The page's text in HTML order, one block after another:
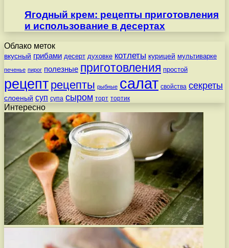
Ягодный крем: рецепты приготовления
и использование в десертах
Облако меток
вкусный грибами десерт духовке котлеты курицей мультиварке
печенье пирог полезные приготовления простой
рецепт рецепты рыбные салат свойства секреты
слоеный суп супа сыром торт тортик
Интересно